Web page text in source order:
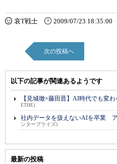
哀T戦士 2009/07/23 18:35:00
次の投稿へ
以下の記事が関連あるようです
【見城徹×藤田晋】AI時代でも変
ETHE)
社内データを扱えないAIを卒業
ンタープライズ)
最新の投稿